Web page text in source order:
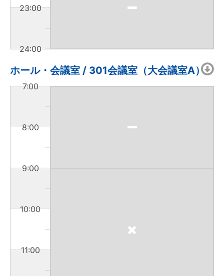
23:00
24:00
ホール・会議室 / 301会議室（大会議室A）
7:00
8:00
9:00
10:00
11:00